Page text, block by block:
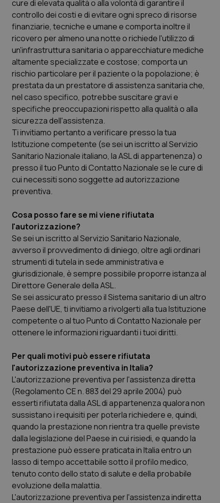
cure di elevata qualità o alla volontà di garantire il
controllo dei costi e di evitare ogni spreco di risorse
finanziarie, tecniche e umane e comporta inoltre il
ricovero per almeno una notte o richiede l'utilizzo di
un'infrastruttura sanitaria o apparecchiature mediche
altamente specializzate e costose; comporta un
rischio particolare per il paziente o la popolazione; è
prestata da un prestatore di assistenza sanitaria che,
nel caso specifico, potrebbe suscitare gravi e
specifiche preoccupazioni rispetto alla qualità o alla
sicurezza dell'assistenza.
Ti invitiamo pertanto a verificare presso la tua
Istituzione competente (se sei un iscritto al Servizio
Sanitario Nazionale italiano, la ASL di appartenenza) o
presso il tuo Punto di Contatto Nazionale se le cure di
cui necessiti sono soggette ad autorizzazione
preventiva.
Cosa posso fare se mi viene rifiutata
l'autorizzazione?
Se sei un iscritto al Servizio Sanitario Nazionale,
avverso il provvedimento di diniego, oltre agli ordinari
strumenti di tutela in sede amministrativa e
giurisdizionale, è sempre possibile proporre istanza al
Direttore Generale della ASL.
Se sei assicurato presso il Sistema sanitario di un altro
Paese dell'UE, ti invitiamo a rivolgerti alla tua Istituzione
competente o al tuo Punto di Contatto Nazionale per
ottenere le informazioni riguardanti i tuoi diritti.
Per quali motivi può essere rifiutata
l'autorizzazione preventiva in Italia?
L'autorizzazione preventiva per l'assistenza diretta
(Regolamento CE n. 883 del 29 aprile 2004) può
esserti rifiutata dalla ASL di appartenenza qualora non
sussistano i requisiti per poterla richiedere e, quindi,
quando la prestazione non rientra tra quelle previste
dalla legislazione del Paese in cui risiedi, e quando la
prestazione può essere praticata in Italia entro un
lasso di tempo accettabile sotto il profilo medico,
tenuto conto dello stato di salute e della probabile
evoluzione della malattia.
L'autorizzazione preventiva per l'assistenza indiretta